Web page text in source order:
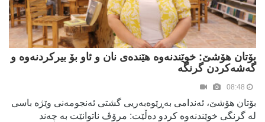
بۆتان هۆشێ: خوێندنەوە هێندەی نان و ئاو بۆ بیرکردنەوە و
گەشەکردن گرنگە
بۆتان هۆشێ، ئەندامی بەڕێوەبەریی گشتی ئەنجومەنی وێژە باسی
لە گرنگی خوێندنەوە کردو دەڵێت: مرۆڤ ناتوانێت بە چەند